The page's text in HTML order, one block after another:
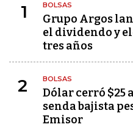
1 BOLSAS
Grupo Argos
el dividendo y
tres años
2 BOLSAS
Dólar cerró $25
senda bajista
Emisor